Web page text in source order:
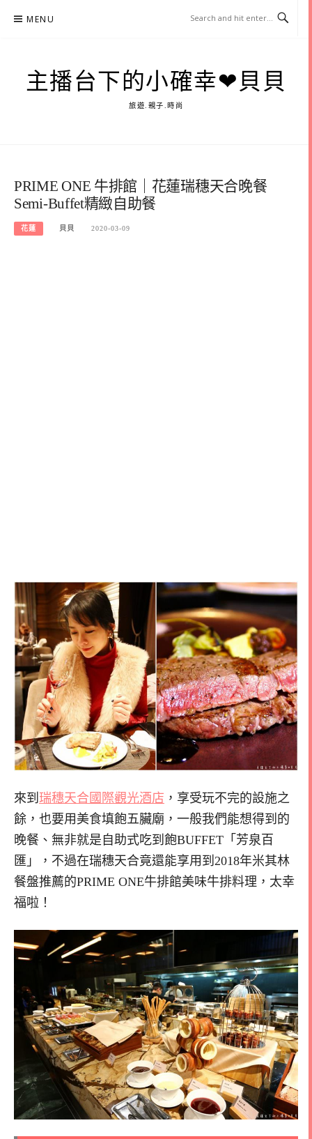
MENU
主播台下的小確幸❤貝貝
旅遊.親子.時尚
PRIME ONE 牛排館｜花蓮瑞穗天合晚餐
Semi-Buffet精緻自助餐
花蓮 貝貝 2020-03-09
來到 瑞穗天合國際觀光酒店 ，享受玩不完的設施之
餘，也要用美食填飽五臟廟，一般我們能想得到的
晚餐、無非就是自助式吃到飽BUFFET「芳泉百
匯」，不過在瑞穗天合竟還能享用到2018年米其林
餐盤推薦的PRIME ONE牛排館美味牛排料理，太幸
福啦！